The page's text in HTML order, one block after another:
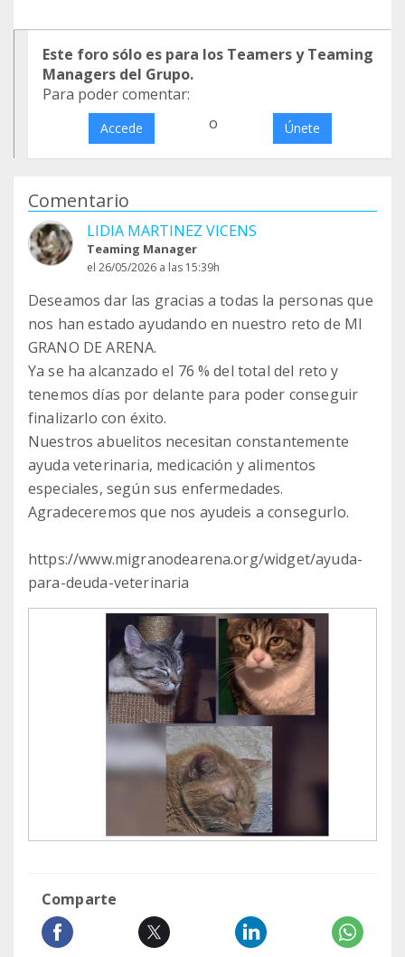
Este foro sólo es para los Teamers y Teaming
Managers del Grupo.
Para poder comentar:
Accede o Únete
Comentario
LIDIA MARTINEZ VICENS
Teaming Manager
el 26/05/2026 a las 15:39h
Deseamos dar las gracias a todas la personas que
nos han estado ayudando en nuestro reto de MI
GRANO DE ARENA.
Ya se ha alcanzado el 76 % del total del reto y
tenemos días por delante para poder conseguir
finalizarlo con éxito.
Nuestros abuelitos necesitan constantemente
ayuda veterinaria, medicación y alimentos
especiales, según sus enfermedades.
Agradeceremos que nos ayudeis a consegurlo.
https://www.migranodearena.org/widget/ayuda-
para-deuda-veterinaria
Comparte